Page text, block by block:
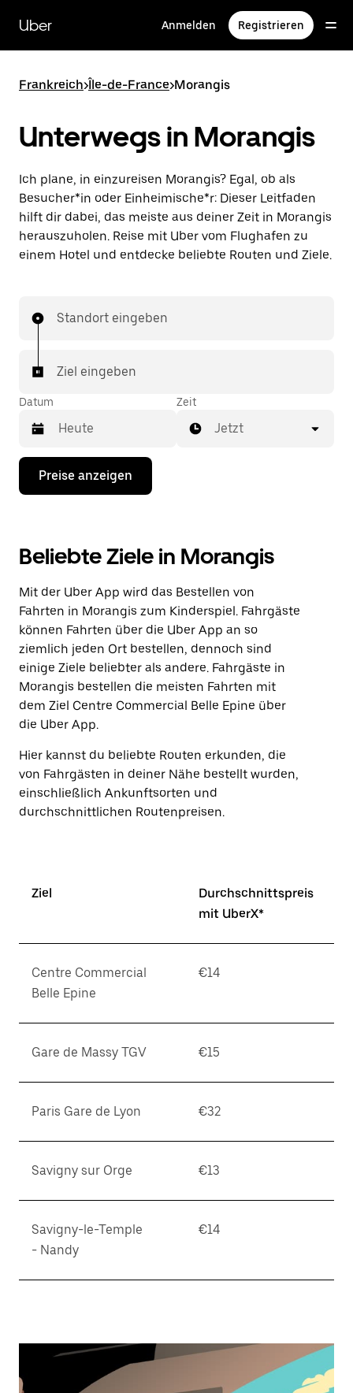
zum
Hauptinhalt
Uber Anmelden Registrieren
Frankreich>Île-de-France>Morangis
Unterwegs in Morangis
Ich plane, in einzureisen Morangis? Egal, ob als
Besucher*in oder Einheimische*r: Dieser Leitfaden
hilft dir dabei, das meiste aus deiner Zeit in Morangis
herauszuholen. Reise mit Uber vom Flughafen zu
einem Hotel und entdecke beliebte Routen und Ziele.
Standort eingeben
Ziel eingeben
Datum
Drücke
Nach-
mit
dem
zu
interagieren
und
ein
Datum
auszuwählen.
Drücke
die
Escape-
Taste,
den
zu
schließen.
Zeit
Jetzt
Preise anzeigen
Beliebte Ziele in Morangis
Mit der Uber App wird das Bestellen von
Fahrten in Morangis zum Kinderspiel. Fahrgäste
können Fahrten über die Uber App an so
ziemlich jeden Ort bestellen, dennoch sind
einige Ziele beliebter als andere. Fahrgäste in
Morangis bestellen die meisten Fahrten mit
dem Ziel Centre Commercial Belle Epine über
die Uber App.
Hier kannst du beliebte Routen erkunden, die
von Fahrgästen in deiner Nähe bestellt wurden,
einschließlich Ankunftsorten und
durchschnittlichen Routenpreisen.
Ziel
Durchschnittspreis
mit UberX*
Centre Commercial
Belle Epine
€14
Gare de Massy TGV €15
Paris Gare de Lyon €32
Savigny sur Orge €13
Savigny-le-Temple
- Nandy
€14